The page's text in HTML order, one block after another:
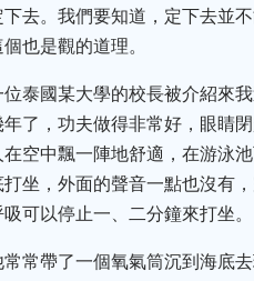
去。我們要知道，定下去並
也是觀的道理。
泰國某大學的校長被介紹來
了，功夫做得非常好，眼睛
空中飄一陣地舒適，在游泳
坐，外面的聲音一點也沒有
可以停止一、二分鐘來打坐。
常帶了一個氧氣筒沉到海底